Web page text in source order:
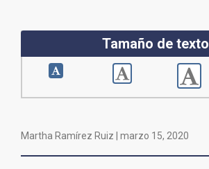
Tamaño de texto
Martha Ramírez Ruiz | marzo 15, 2020